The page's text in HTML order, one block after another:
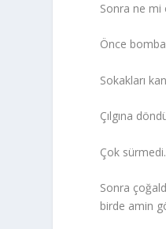
Sonra ne mi
Önce
Sokakları
Çılgına
Çok
Sonra
birde amin